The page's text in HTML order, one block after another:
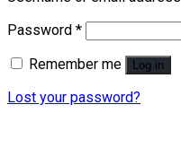
Password *
Remember me
Log in
Lost your password?